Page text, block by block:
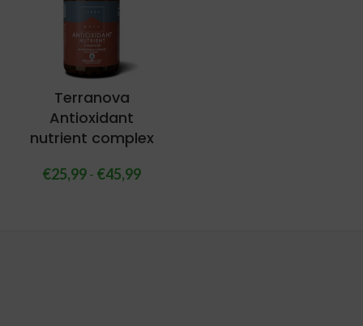
Terranova
Antioxidant
nutrient complex
€25,99- €45,99